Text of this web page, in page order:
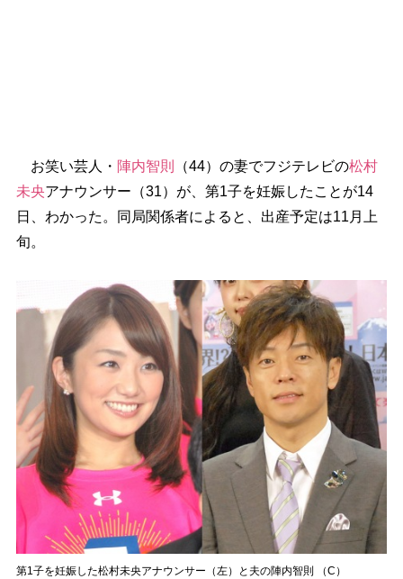
お笑い芸人・ 陣内智則 （44）の妻でフジテレビの松村
未央アナウンサー（31）が、第1子を妊娠したことが14
日、わかった。同局関係者によると、出産予定は11月上
旬。
第1子を妊娠した松村未央アナウンサー（左）と夫の陣内智則 （C）